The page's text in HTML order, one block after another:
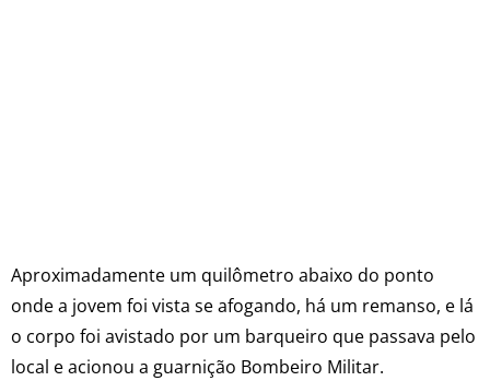
Aproximadamente um quilômetro abaixo do ponto
onde a jovem foi vista se afogando, há um remanso, e lá
o corpo foi avistado por um barqueiro que passava pelo
local e acionou a guarnição Bombeiro Militar.